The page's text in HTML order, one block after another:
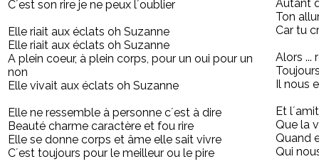
C´est son rire je ne peux l´oublier
Elle riait aux éclats oh Suzanne
Elle riait aux éclats oh Suzanne
A plein coeur, à plein corps, pour un oui pour un
non
Elle vivait aux éclats oh Suzanne
Elle ne ressemble à personne c´est à dire
Beauté charme caractère et fou rire
Elle se donne corps et âme elle sait vivre
C´est toujours pour le meilleur ou le pire
Autant
Ton
Car tu
Alors ...
Il nous
Et
Que la
Quand
Qui